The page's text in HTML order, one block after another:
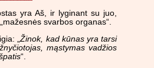
yra Aš, ir lyginant su juo,
svarbos organas“.
„Žinok, kad kūnas yra tarsi
mąstymas vadžios
“.